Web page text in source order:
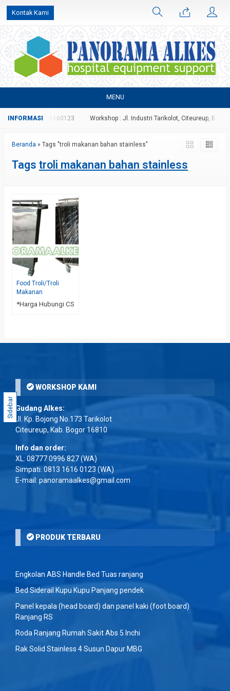
Kontak Kami
MENU
atau 081316160123 Workshop : Jl. Industri Tarikolot, Citeureup, Bogor
Beranda » Tags "troli makanan bahan stainless"
Tags troli makanan bahan stainless
Food Troli/Troli
Makanan
*Harga Hubungi CS
Sidebar
WORKSHOP KAMI
Gudang Alkes:
Jl. Kp. Bojong No.173 Tarikolot
Citeureup, Kab. Bogor 16810
Info dan order:
XL: 08777 0996 827(WA)
Simpati: 0813 1616 0123 (WA)
E-mail: panoramaalkes@gmail.com
PRODUK TERBARU
Engkolan ABS Handle Bed Tuas ranjang
Bed Siderail Kupu Kupu Panjang pendek
Panel kepala (head board) dan panel kaki (foot board)
Ranjang RS
Roda Ranjang Rumah Sakit Abs 5 Inchi
Rak Solid Stainless 4 Susun Dapur MBG